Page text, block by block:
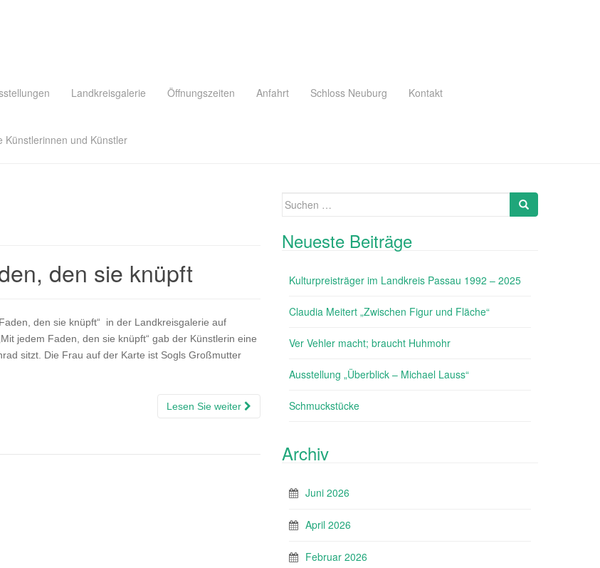
Landkreisgalerie Öffnungszeiten Anfahrt Schloss Neuburg Kontakt
Künstlerinnen und Künstler
den sie knüpft
den sie knüpft“ in der Landkreisgalerie auf
jedem Faden, den sie knüpft“ gab der Künstlerin eine
sitzt. Die Frau auf der Karte ist Sogls Großmutter
Lesen Sie weiter
Suche
Search
Neueste Beiträge
Kulturpreisträger im Landkreis Passau 1992 – 2025
Claudia Meitert „Zwischen Figur und Fläche“
Ver Vehler macht; braucht Huhmohr
Ausstellung „Überblick – Michael Lauss“
Schmuckstücke
Archiv
Juni 2026
April 2026
Februar 2026